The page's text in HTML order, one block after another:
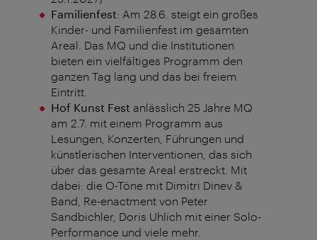
Familienfest: Am 28.6. steigt ein großes
Kinder- und Familienfest im gesamten
Areal. Das MQ und die Institutionen
bieten ein vielfältiges Programm den
ganzen Tag lang und das bei freiem
Eintritt.
Hof Kunst Fest anlässlich 25 Jahre MQ
am 2.7. mit einem Programm aus
Lesungen, Konzerten, Führungen und
künstlerischen Interventionen, das sich
über das gesamte Areal erstreckt. Mit
dabei: die O-Töne mit Dimitri Dinev &
Band, Re-enactment von Peter
Sandbichler, Doris Uhlich mit einer Solo-
Performance und viele mehr.